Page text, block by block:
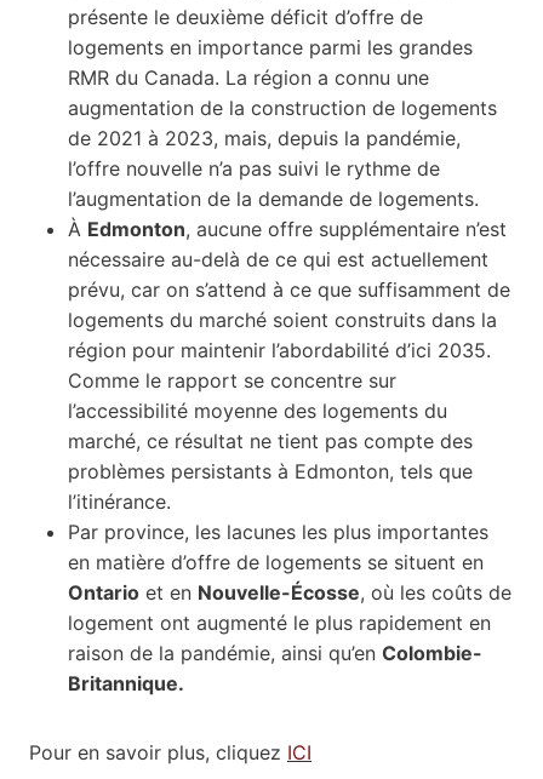
présente le deuxième déficit d’offre de
logements en importance parmi les grandes
RMR du Canada. La région a connu une
augmentation de la construction de logements
de 2021 à 2023, mais, depuis la pandémie,
l’offre nouvelle n’a pas suivi le rythme de
l’augmentation de la demande de logements.
À Edmonton, aucune offre supplémentaire n’est
nécessaire au-delà de ce qui est actuellement
prévu, car on s’attend à ce que suffisamment de
logements du marché soient construits dans la
région pour maintenir l’abordabilité d’ici 2035.
Comme le rapport se concentre sur
l’accessibilité moyenne des logements du
marché, ce résultat ne tient pas compte des
problèmes persistants à Edmonton, tels que
l’itinérance.
Par province, les lacunes les plus importantes
en matière d’offre de logements se situent en
Ontario et en Nouvelle-Écosse, où les coûts de
logement ont augmenté le plus rapidement en
raison de la pandémie, ainsi qu’en Colombie-
Britannique.
Pour en savoir plus, cliquez ICI